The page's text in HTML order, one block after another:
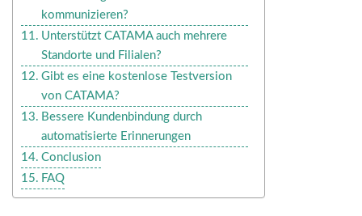
kommunizieren?
Unterstützt CATAMA auch mehrere
Standorte und Filialen?
Gibt es eine kostenlose Testversion
von CATAMA?
Bessere Kundenbindung durch
automatisierte Erinnerungen
Conclusion
FAQ